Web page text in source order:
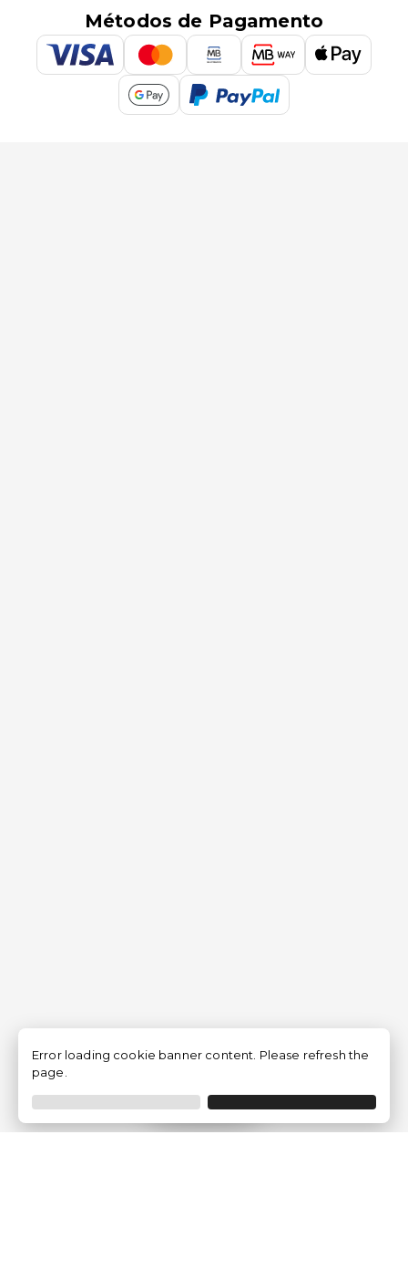
Filtrar
Métodos de Pagamento
Error loading cookie banner content. Please refresh the
page.